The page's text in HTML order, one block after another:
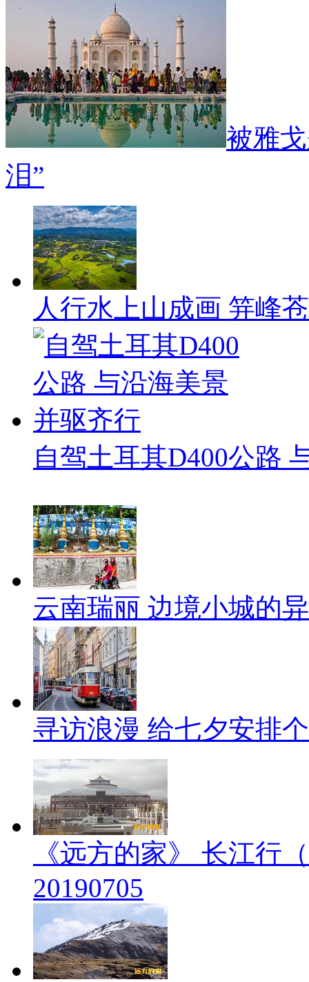
被雅
泪”
人行水上山成画 笄峰
自驾土耳其D400公路
云南瑞丽 边境小城的
寻访浪漫 给七夕安排
《远方的家》 长江行
20190705